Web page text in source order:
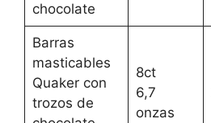
chocolate
Barras
masticables
Quaker con
trozos de
8ct
6,7
onzas